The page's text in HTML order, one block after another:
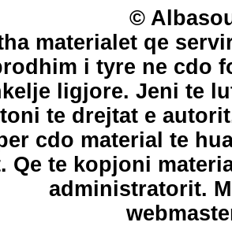
©
materialet qe
i tyre ne cdo
ligjore. Jeni te
te drejtat e
cdo material te
Qe te kopjoni
administratorit.